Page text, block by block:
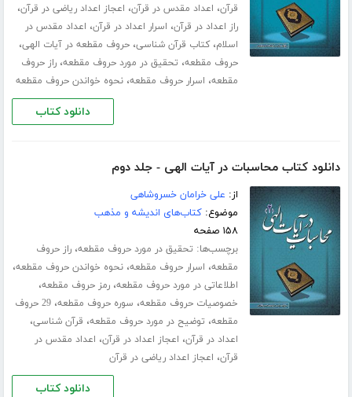
قرآن، اعداد مقدس در قرآن، اعجاز اعداد ریاضی در قرآن،
راز اعداد در قرآن، اسرار اعداد در قرآن، اعداد مقدس در
اسلام،کتاب قرآن شناسی،حروف مقطعه در آیات الهی،
حروف مقطعه، تحقیق در مورد حروف مقطعه،راز حروف
مقطعه، اسرار حروف مقطعه،نحوه خواندن حروف مقطعه
دانلود کتاب
دانلود کتاب محاسبات در آیات الهی - جلد دوم
از: علی خرامان خسروشاهی
موضوع:کتاب‌های اندیشه و مذهب
۱۵۸ صفحه
برچسب‌ها: تحقیق در مورد حروف مقطعه،راز حروف
مقطعه، اسرار حروف مقطعه،نحوه خواندن حروف مقطعه،
اطلاعاتی در مورد حروف مقطعه،رمز حروف مقطعه،
خصوصیات حروف مقطعه، سوره حروف مقطعه،
29 حروف
مقطعه، توضیح در مورد حروف مقطعه، قرآن شناسی،
اعداد در قرآن، اعجاز اعداد در قرآن، اعداد مقدس در
قرآن، اعجاز اعداد ریاضی در قرآن
دانلود کتاب